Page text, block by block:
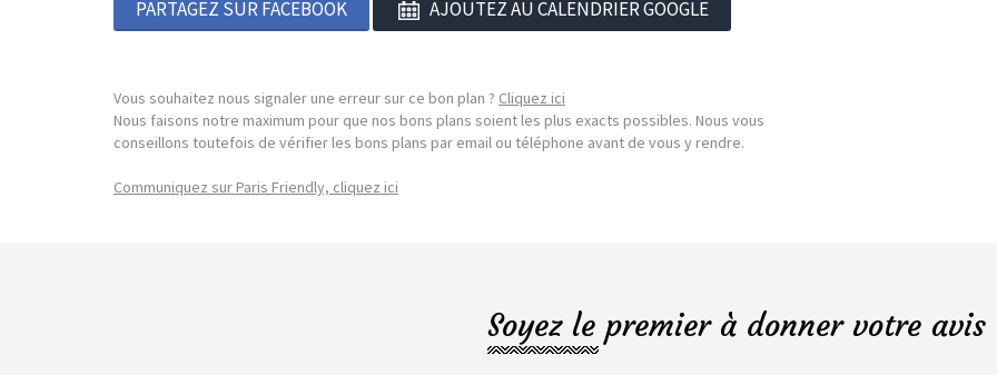
PARTAGEZ SUR FACEBOOK AJOUTEZ AU CALENDRIER GOOGLE
Vous souhaitez nous signaler une erreur sur ce bon plan ? Cliquez ici
Nous faisons notre maximum pour que nos bons plans soient les plus exacts possibles. Nous vous
conseillons toutefois de vérifier les bons plans par email ou téléphone avant de vous y rendre.
Communiquez sur Paris Friendly, cliquez ici
Soyez le premier à donner votre